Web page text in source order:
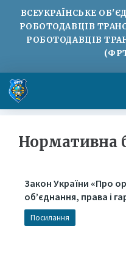
ВСЕУКРАЇНСЬКЕ
РОБОТОДАВЦІВ
РОБОТОДАВЦІВ
Нормативна
Закон України «Про
об’єднання, права і
Посилання